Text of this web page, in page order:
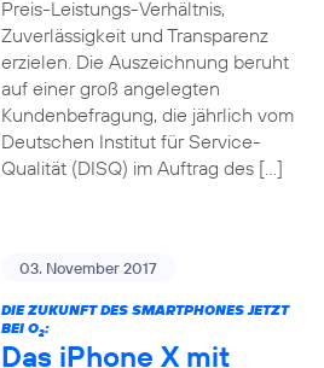
Preis-Leistungs-Verhältnis,
Zuverlässigkeit und Transparenz
erzielen. Die Auszeichnung beruht
auf einer groß angelegten
Kundenbefragung, die jährlich vom
Deutschen Institut für Service-
Qualität (DISQ) im Auftrag des […]
03. November 2017
DIE ZUKUNFT DES SMARTPHONES JETZT
BEI O2:
Das iPhone X mit